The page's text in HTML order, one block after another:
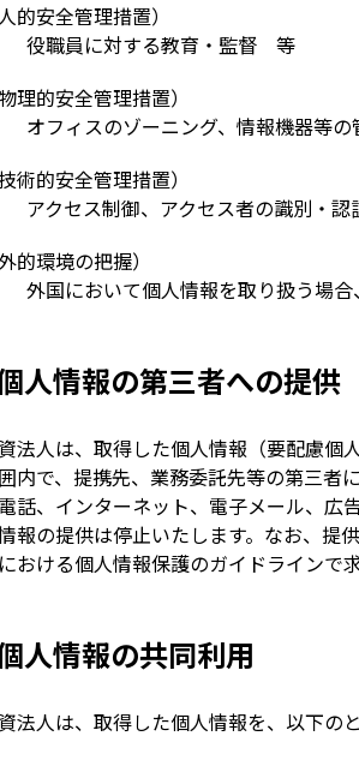
人的安全管理措置）
役職員に対する教育・監督 等
物理的安全管理措置）
オフィスのゾーニング、情報機器等の
技術的安全管理措置）
アクセス制御、アクセス者の識別・
外的環境の把握）
外国において個人情報を取り扱う場
人情報の第三者への提供
法人は、取得した個人情報（要配慮個
内で、提携先、業務委託先等の第三者
話、インターネット、電子メール、広
報の提供は停止いたします。なお、提
おける個人情報保護のガイドラインで
人情報の共同利用
法人は、取得した個人情報を、以下の